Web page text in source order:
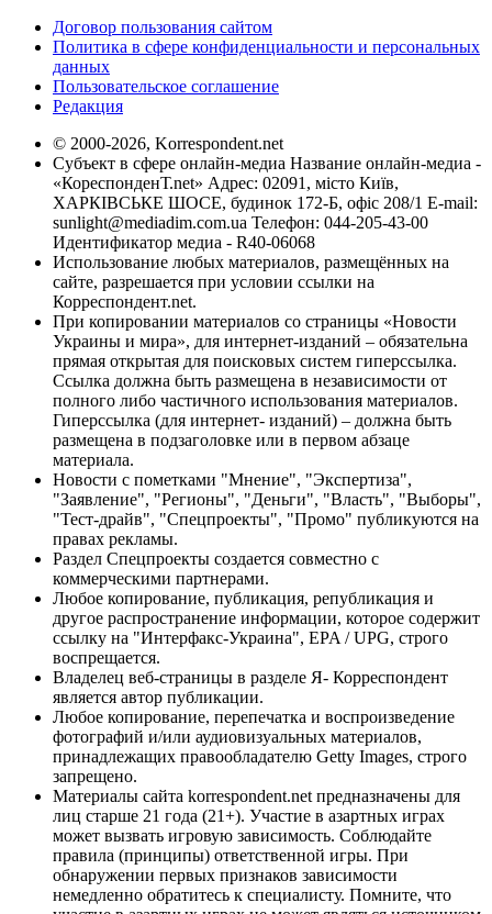
Договор пользования сайтом
Политика в сфере конфиденциальности и персональных
данных
Пользовательское соглашение
Редакция
© 2000-2026, Korrespondent.net
Субъект в сфере онлайн-медиа Название онлайн-медиа -
«КореспонденТ.net» Адрес: 02091, місто Київ,
ХАРКІВСЬКЕ ШОСЕ, будинок 172-Б, офіс 208/1 E-mail:
sunlight@mediadim.com.ua Телефон: 044-205-43-00
Идентификатор медиа - R40-06068
Использование любых материалов, размещённых на
сайте, разрешается при условии ссылки на
Корреспондент.net.
При копировании материалов со страницы «Новости
Украины и мира», для интернет-изданий – обязательна
прямая открытая для поисковых систем гиперссылка.
Ссылка должна быть размещена в независимости от
полного либо частичного использования материалов.
Гиперссылка (для интернет- изданий) – должна быть
размещена в подзаголовке или в первом абзаце
материала.
Новости с пометками "Мнение", "Экспертиза",
"Заявление", "Регионы", "Деньги", "Власть", "Выборы",
"Тест-драйв", "Спецпроекты", "Промо" публикуются на
правах рекламы.
Раздел Спецпроекты создается совместно с
коммерческими партнерами.
Любое копирование, публикация, републикация и
другое распространение информации, которое содержит
ссылку на "Интерфакс-Украина", EPA / UPG, строго
воспрещается.
Владелец веб-страницы в разделе Я- Корреспондент
является автор публикации.
Любое копирование, перепечатка и воспроизведение
фотографий и/или аудиовизуальных материалов,
принадлежащих правообладателю Getty Images, строго
запрещено.
Материалы сайта korrespondent.net предназначены для
лиц старше 21 года (21+). Участие в азартных играх
может вызвать игровую зависимость. Соблюдайте
правила (принципы) ответственной игры. При
обнаружении первых признаков зависимости
немедленно обратитесь к специалисту. Помните, что